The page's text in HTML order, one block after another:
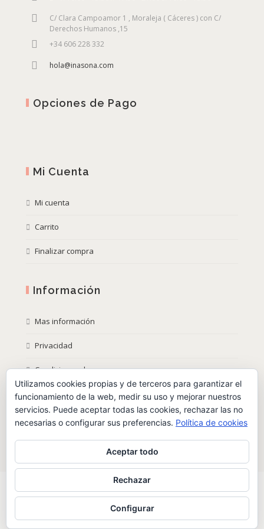
C/ Clara Campoamor 1 , Moraleja ( Cáceres ) con C/
Derechos Humanos ,15
+34 606 228 332
hola@inasona.com
Opciones de Pago
Mi Cuenta
Mi cuenta
Carrito
Finalizar compra
Información
Mas información
Privacidad
Condiciones de compra
Política de Cookies
Inasona, ΙΣ | © 2017 Todos los derechos reservados!
Utilizamos cookies propias y de terceros para garantizar el
funcionamiento de la web, medir su uso y mejorar nuestros
servicios. Puede aceptar todas las cookies, rechazar las no
necesarias o configurar sus preferencias. Política de cookies
Aceptar todo
Rechazar
Configurar